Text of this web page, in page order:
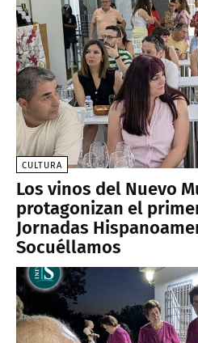
CULTURA
Los vinos del Nuevo
protagonizan el
Jornadas
Socuéllamos